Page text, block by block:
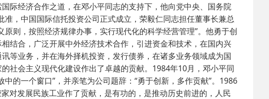
经济合作之道，在邓小平同志的支持下，他向党中央、国务院
，中国国际信托投资公司正式成立，荣毅仁同志担任董事长兼总
则，按照经济规律办事，实行现代化的科学经营管理”。他勇于创
结合，广泛开展中外经济技术合作，引进资金和技术，在国内兴
等业务，并在海外择机投资，发行债券，在诸多业务领域成为国
社会主义现代化建设作出了卓越的贡献。1984年10月，邓小平同
的一个窗口”，并亲笔为公司题辞：“勇于创新，多作贡献”。1986
对发展民族工业作了贡献，是有功的，是推动历史前进的，人民